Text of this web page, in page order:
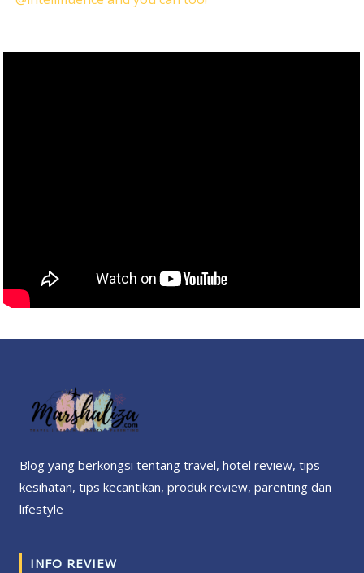
Blog yang berkongsi tentang travel, hotel review, tips
kesihatan, tips kecantikan, produk review, parenting dan
lifestyle
INFO REVIEW